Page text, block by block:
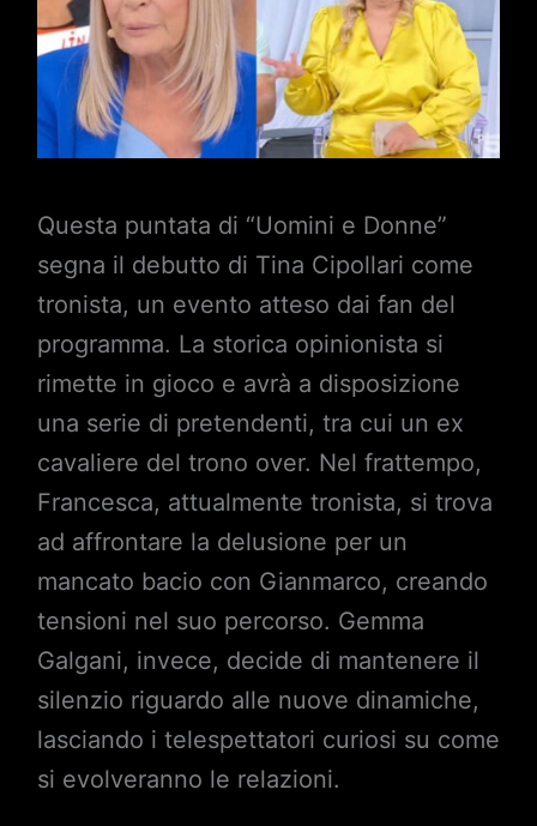
Questa puntata di “Uomini e Donne”
segna il debutto di Tina Cipollari come
tronista, un evento atteso dai fan del
programma. La storica opinionista si
rimette in gioco e avrà a disposizione
una serie di pretendenti, tra cui un ex
cavaliere del trono over. Nel frattempo,
Francesca, attualmente tronista, si trova
ad affrontare la delusione per un
mancato bacio con Gianmarco, creando
tensioni nel suo percorso. Gemma
Galgani, invece, decide di mantenere il
silenzio riguardo alle nuove dinamiche,
lasciando i telespettatori curiosi su come
si evolveranno le relazioni.